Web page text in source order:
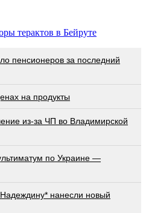
терактов в Бейруте
пенсионеров за последний
на продукты
из-за ЧП во Владимирской
по Украине —
нанесли новый